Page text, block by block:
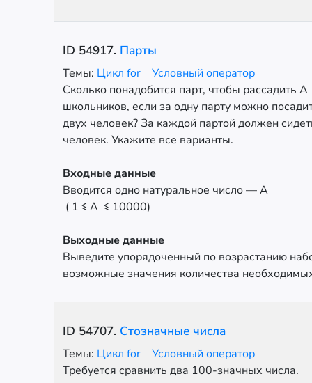
ID 54917. Парты
Темы: Цикл for
Условный оператор
Сколько понадобится парт, чтобы рассадить A
школьников, если за одну парту можно
двух человек? За каждой партой должен
человек. Укажите все варианты.
Входные данные
Вводится одно натуральное число — A
( 1 ≤ A ≤ 10000)
Выходные данные
Выведите упорядоченный по возрастанию
возможные значения количества
ID 54707. Стозначные числа
Темы: Цикл for
Условный оператор
Требуется сравнить два 100-значных числа.